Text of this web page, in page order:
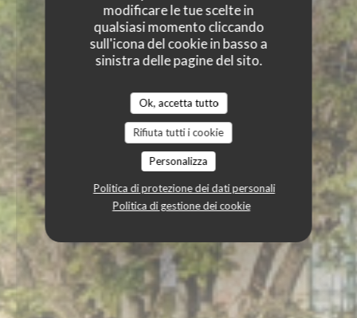
modificare le tue scelte in
qualsiasi momento cliccando
sull'icona del cookie in basso a
sinistra delle pagine del sito.
Ok, accetta tutto
Rifiuta tutti i cookie
Personalizza
Politica di protezione dei dati personali
Politica di gestione dei cookie